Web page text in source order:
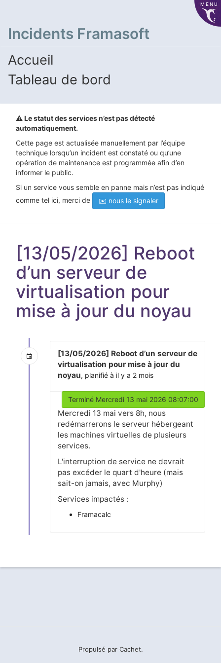
MENU
Incidents Framasoft
Accueil
Tableau de bord
⚠️ Le statut des services n’est pas détecté
automatiquement.
Cette page est actualisée manuellement par l’équipe
technique lorsqu’un incident est constaté ou qu’une
opération de maintenance est programmée afin d’en
informer le public.
Si un service vous semble en panne mais n’est pas indiqué
comme tel ici, merci de
✉️ nous le signaler
[13/05/2026] Reboot
d’un serveur de
virtualisation pour
mise à jour du noyau
[13/05/2026] Reboot d’un serveur de
virtualisation pour mise à jour du
noyau, planifié à il y a 2 mois
Terminé Mercredi 13 mai 2026 08:07:00
Mercredi 13 mai vers 8h, nous
redémarrerons le serveur hébergeant
les machines virtuelles de plusieurs
services.
L'interruption de service ne devrait
pas excéder le quart d'heure (mais
sait-on jamais, avec Murphy)
Services impactés :
Framacalc
Propulsé par Cachet.